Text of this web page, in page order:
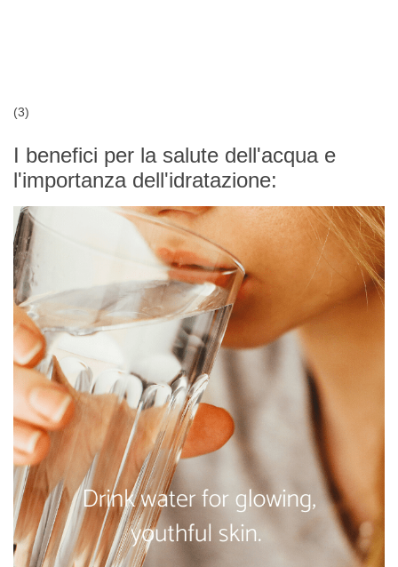
(3)
I benefici per la salute dell'acqua e
l'importanza dell'idratazione: